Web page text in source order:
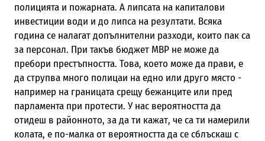
полицията и пожарната. А липсата на капиталови
инвестиции води и до липса на резултати. Всяка
година се налагат допълнителни разходи, които пак са
за персонал. При такъв бюджет МВР не може да
пребори престъпността. Това, което може да прави, е
да струпва много полицаи на едно или друго място -
например на границата срещу бежанците или пред
парламента при протести. У нас вероятността да
отидеш в районното, за да ти кажат, че са ти намерили
колата, е по-малка от вероятността да се сблъскаш с